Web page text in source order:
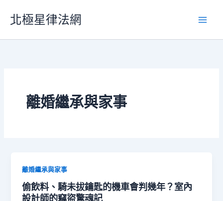
要
北極星律法網
離婚繼承與家事
離婚繼承與家事
偷飲料、騎未拔鑰匙的機車會判幾年？室內
設計師的竊盜驚魂記